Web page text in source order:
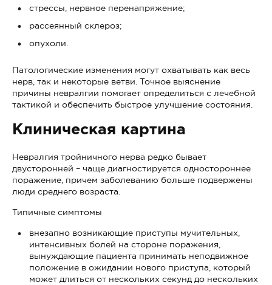
стрессы, нервное перенапряжение;
рассеянный склероз;
опухоли.
Патологические изменения могут охватывать как весь
нерв, так и некоторые ветви. Точное выяснение
причины невралгии помогает определиться с лечебной
тактикой и обеспечить быстрое улучшение состояния.
Клиническая картина
Невралгия тройничного нерва редко бывает
двусторонней – чаще диагностируется одностороннее
поражение, причем заболеванию больше подвержены
люди среднего возраста.
Типичные симптомы
внезапно возникающие приступы мучительных,
интенсивных болей на стороне поражения,
вынуждающие пациента принимать неподвижное
положение в ожидании нового приступа, который
может длиться от нескольких секунд до нескольких